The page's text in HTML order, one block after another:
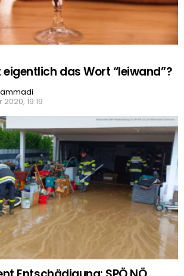
das Wort “leiwand”?
19:19